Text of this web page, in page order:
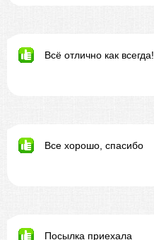
Всё отлично как всегда!
Все хорошо, спасибо
Посылка приехала